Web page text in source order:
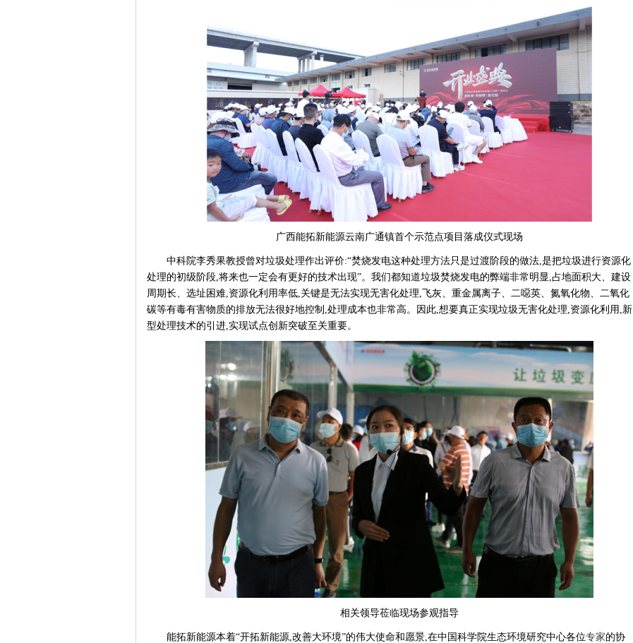
广西能拓新能源云南广通镇首个示范点项目落成仪式现场
中科院李秀果教授曾对垃圾处理作出评价:“焚烧发电这种处理方法只是过渡阶段的做法,是把垃圾进行资源化
处理的初级阶段,将来也一定会有更好的技术出现”。我们都知道垃圾焚烧发电的弊端非常明显,占地面积大、建设
周期长、选址困难,资源化利用率低,关键是无法实现无害化处理,飞灰、重金属离子、二噁英、氮氧化物、二氧化
碳等有毒有害物质的排放无法很好地控制,处理成本也非常高。因此,想要真正实现垃圾无害化处理,资源化利用,新
型处理技术的引进,实现试点创新突破至关重要。
相关领导莅临现场参观指导
能拓新能源本着“开拓新能源,改善大环境”的伟大使命和愿景,在中国科学院生态环境研究中心各位专家的协